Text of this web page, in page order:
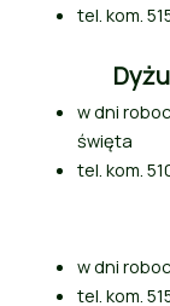
tel. kom.
w dni
święta
tel. kom.
w dni
tel. kom.